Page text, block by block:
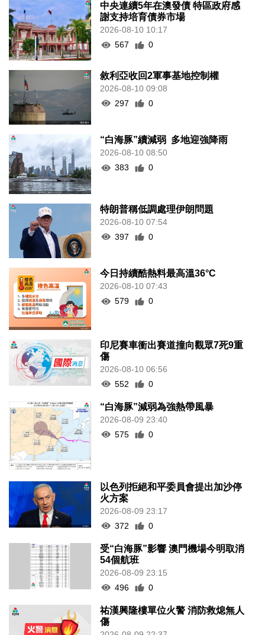
中央連續5年在澳發債 特區政府感
謝支持培育債券市場
2026-08-10 10:17
567
0
敘利亞收回2軍事基地控制權
2026-08-10 09:08
297
0
“白海豚”續減弱 多地迎強降雨
2026-08-10 08:50
383
0
特朗普稱低調處理伊朗問題
2026-08-10 07:54
397
0
今日持續酷熱料最高溫36°C
2026-08-10 07:43
579
0
印尼賽車衝出賽道撞向觀眾7死9重
傷
2026-08-10 06:56
552
0
“白海豚”減弱為強熱帶風暴
2026-08-09 23:40
575
0
以色列拒絕和平委員會提出加沙停
火方案
2026-08-09 23:17
372
0
受“白海豚”影響 澳門機場今明取消
54個航班
2026-08-09 23:15
496
0
祐漢興隆樓單位火警 消防救熄無人
傷